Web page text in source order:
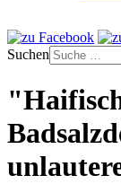
Suchen